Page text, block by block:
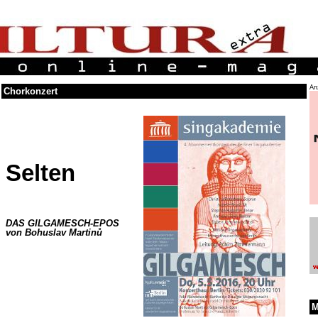
Chorkonzert
Selten
DAS GILGAMESCH-EPOS
von Bohuslav Martinů